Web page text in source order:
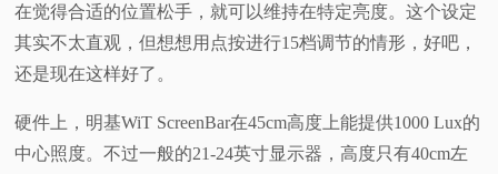
在觉得合适的位置松手，就可以维持在特定亮度。这个设定
其实不太直观，但想想用点按进行15档调节的情形，好吧，
还是现在这样好了。
硬件上，明基WiT ScreenBar在45cm高度上能提供1000 Lux的
中心照度。不过一般的21-24英寸显示器，高度只有40cm左